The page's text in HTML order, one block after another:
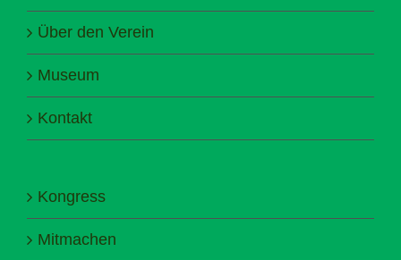
Über den Verein
Museum
Kontakt
Kongress
Mitmachen